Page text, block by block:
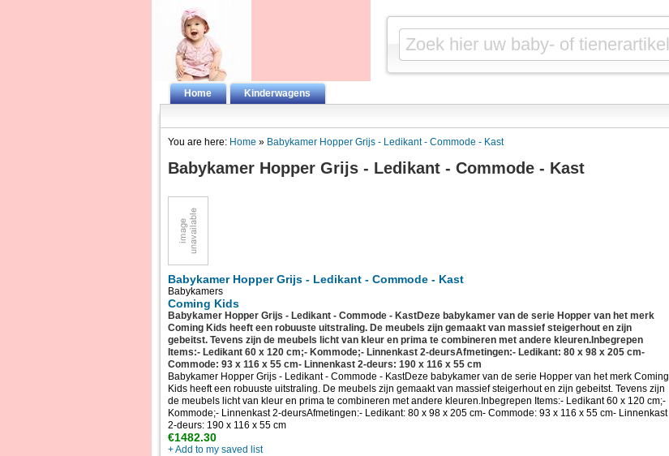
Home Kinderwagens
You are here: Home » Babykamer Hopper Grijs - Ledikant - Commode - Kast
Babykamer Hopper Grijs - Ledikant - Commode - Kast
Babykamer Hopper Grijs - Ledikant - Commode - Kast
Babykamers
Coming Kids
Babykamer Hopper Grijs - Ledikant - Commode - KastDeze babykamer van de serie Hopper van het merk
Coming Kids heeft een robuuste uitstraling. De meubels zijn gemaakt van massief steigerhout en zijn
gebeitst. Tevens zijn de meubels licht van kleur en prima te combineren met andere kleuren.Inbegrepen
Items:- Ledikant 60 x 120 cm;- Kommode;- Linnenkast 2-deursAfmetingen:- Ledikant: 80 x 98 x 205 cm-
Commode: 93 x 116 x 55 cm- Linnenkast 2-deurs: 190 x 116 x 55 cm
Babykamer Hopper Grijs - Ledikant - Commode - KastDeze babykamer van de serie Hopper van het merk Coming
Kids heeft een robuuste uitstraling. De meubels zijn gemaakt van massief steigerhout en zijn gebeitst. Tevens zijn
de meubels licht van kleur en prima te combineren met andere kleuren.Inbegrepen Items:- Ledikant 60 x 120 cm;-
Kommode;- Linnenkast 2-deursAfmetingen:- Ledikant: 80 x 98 x 205 cm- Commode: 93 x 116 x 55 cm- Linnenkast
2-deurs: 190 x 116 x 55 cm
€1482.30
+ Add to my saved list